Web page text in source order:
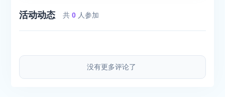
活动动态 共0 人参加
没有更多评论了